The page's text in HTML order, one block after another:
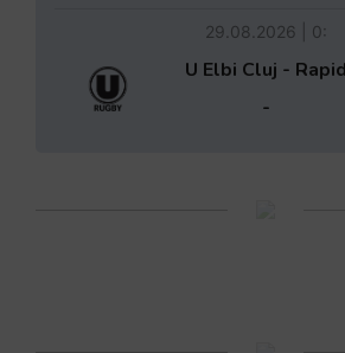
29.08.2026 | 0:
U Elbi Cluj - Rapid
-